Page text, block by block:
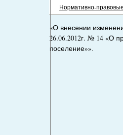
Нормативно-
«О внесении
26.06.2012г. № 14 «О
поселение»».